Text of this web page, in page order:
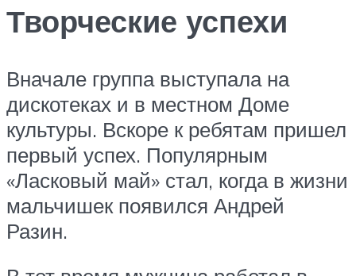
Творческие успехи
Вначале группа выступала на
дискотеках и в местном Доме
культуры. Вскоре к ребятам пришел
первый успех. Популярным
«Ласковый май» стал, когда в жизни
мальчишек появился Андрей
Разин.